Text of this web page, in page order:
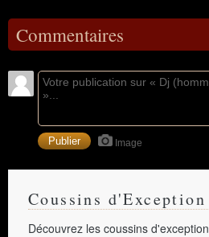
Commentaires
Image
Coussins d'Exception
Découvrez les coussins d'exception